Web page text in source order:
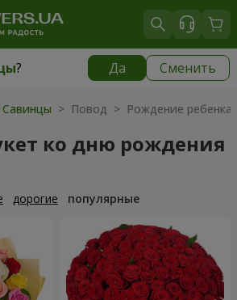
? Да Сменить
|
Савинцы > Повод > Рождение ребенка
ко дню рождения
дорогие популярные